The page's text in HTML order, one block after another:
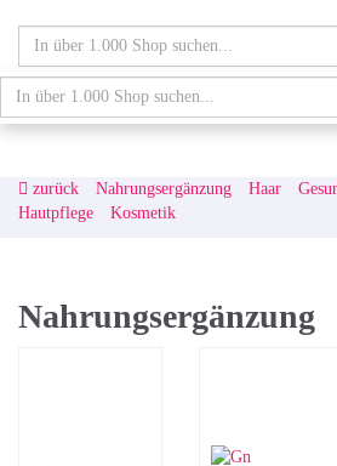
content
schaufenster.de
zurück Nahrungsergänzung Haar
Hautpflege
Kosmetik
Nahrungsergänzung